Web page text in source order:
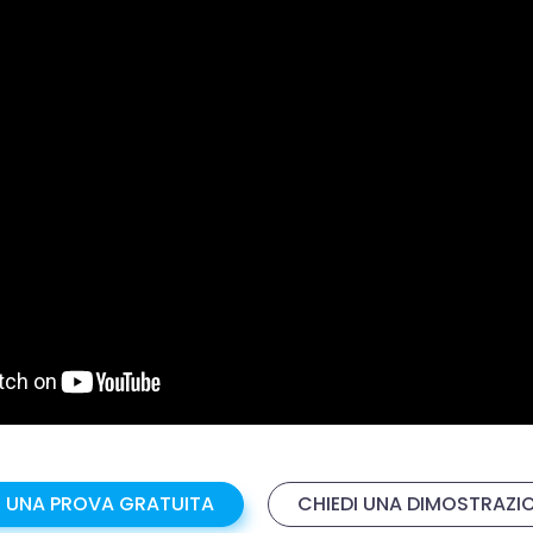
UNA PROVA GRATUITA CHIEDI UNA